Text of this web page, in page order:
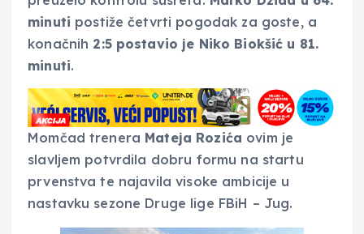
minuti postiže četvrti pogodak za goste, a
konačnih 2:5 postavio je Niko Biokšić u 81.
minuti.
Momčad trenera Mateja Rozića ovim je
slavljem potvrdila dobru formu na startu
prvenstva te najavila visoke ambicije u
nastavku sezone Druge lige FBiH – Jug.